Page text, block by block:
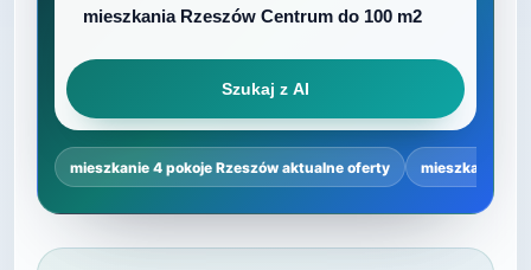
Szukaj z AI
mieszkanie 4 pokoje Rzeszów aktualne oferty mieszkanie 4